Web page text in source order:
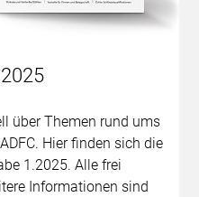
über Themen rund ums
Hier finden sich die
1.2025. Alle frei
Informationen sind